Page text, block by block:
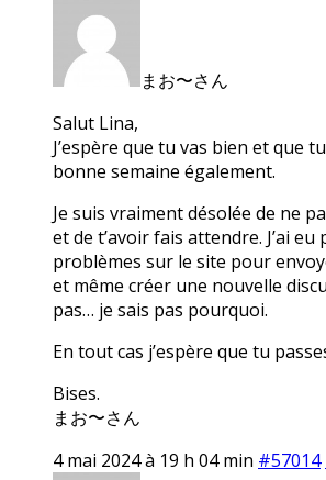
まお〜さん
Salut Lina,
J’espère que tu vas bien et que
bonne semaine également.
Je suis vraiment désolée de ne
et de t’avoir fais attendre. J’ai eu
problèmes sur le site pour
et même créer une nouvelle
pas… je sais pas pourquoi.
En tout cas j’espère que tu
Bises.
まお〜さん
4 mai 2024 à 19 h 04 min #57014